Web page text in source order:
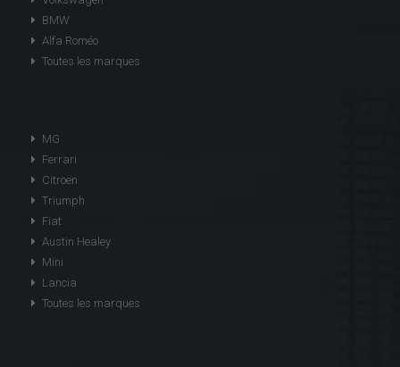
BMW
Alfa Roméo
Toutes les marques
MG
Ferrari
Citroen
Triumph
Fiat
Austin Healey
Mini
Lancia
Toutes les marques